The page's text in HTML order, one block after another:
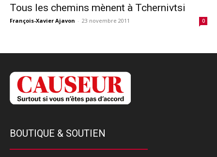
Tous les chemins mènent à Tchernivtsi
François-Xavier Ajavon - 23 novembre 2011 0
BOUTIQUE & SOUTIEN